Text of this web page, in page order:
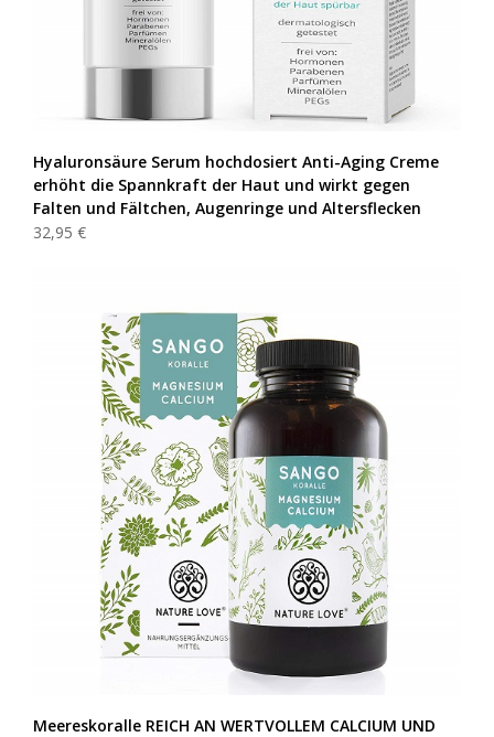
Hyaluronsäure Serum hochdosiert Anti-Aging Creme
erhöht die Spannkraft der Haut und wirkt gegen
Falten und Fältchen, Augenringe und Altersflecken
32,95 €
Meereskoralle REICH AN WERTVOLLEM CALCIUM UND